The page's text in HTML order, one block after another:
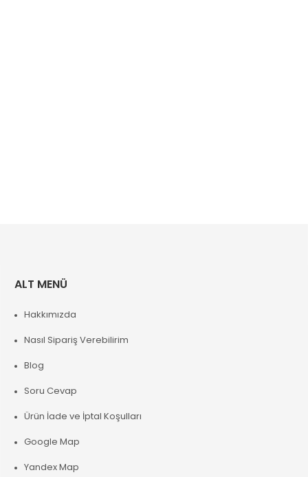
ALT MENÜ
Hakkımızda
Nasıl Sipariş Verebilirim
Blog
Soru Cevap
Ürün İade ve İptal Koşulları
Google Map
Yandex Map